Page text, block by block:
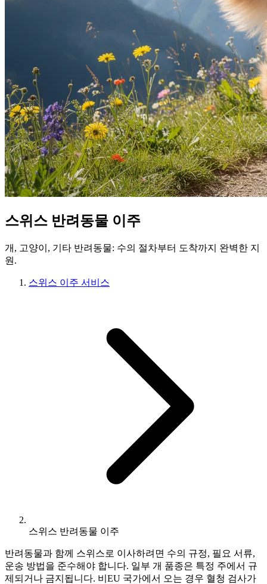
스위스 반려동물 이주
개, 고양이, 기타 반려동물: 수의 절차부터 도착까지 완벽한 지
원.
스위스 이주 서비스
스위스 반려동물 이주
반려동물과 함께 스위스로 이사하려면 수의 규정, 필요 서류,
운송 방법을 준수해야 합니다. 일부 개 품종은 특정 주에서 규
제되거나 금지됩니다. 비EU 국가에서 오는 경우 혈청 검사가